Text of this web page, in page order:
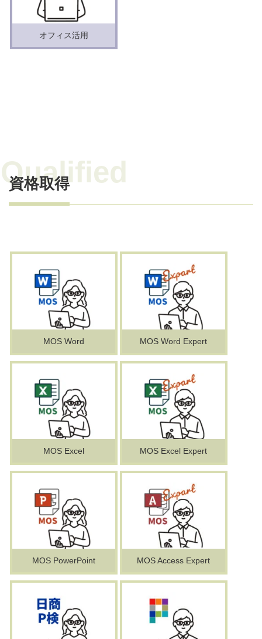
オフィス活用
資格取得
MOS Word MOS Word Expert
MOS Excel MOS Excel Expert
MOS PowerPoint MOS Access Expert